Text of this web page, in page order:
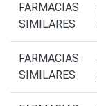
FARMACIAS
SIMILARES
FARMACIAS
SIMILARES